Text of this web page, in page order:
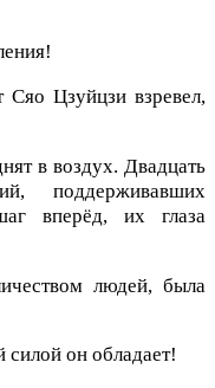
Цзуйцзи взревел,
в воздух. Двадцать
поддерживавших
вперёд, их глаза
людей, была
силой он обладает!